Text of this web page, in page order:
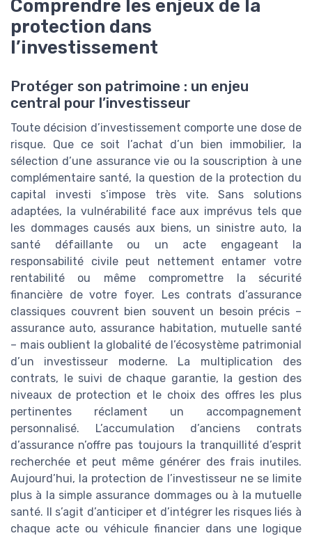
Comprendre les enjeux de la
protection dans
l’investissement
Protéger son patrimoine : un enjeu
central pour l’investisseur
Toute décision d’investissement comporte une dose de
risque. Que ce soit l’achat d’un bien immobilier, la
sélection d’une assurance vie ou la souscription à une
complémentaire santé, la question de la protection du
capital investi s’impose très vite. Sans solutions
adaptées, la vulnérabilité face aux imprévus tels que
les dommages causés aux biens, un sinistre auto, la
santé défaillante ou un acte engageant la
responsabilité civile peut nettement entamer votre
rentabilité ou même compromettre la sécurité
financière de votre foyer. Les contrats d’assurance
classiques couvrent bien souvent un besoin précis –
assurance auto, assurance habitation, mutuelle santé
– mais oublient la globalité de l’écosystème patrimonial
d’un investisseur moderne. La multiplication des
contrats, le suivi de chaque garantie, la gestion des
niveaux de protection et le choix des offres les plus
pertinentes réclament un accompagnement
personnalisé. L’accumulation d’anciens contrats
d’assurance n’offre pas toujours la tranquillité d’esprit
recherchée et peut même générer des frais inutiles.
Aujourd’hui, la protection de l’investisseur ne se limite
plus à la simple assurance dommages ou à la mutuelle
santé. Il s’agit d’anticiper et d’intégrer les risques liés à
chaque acte ou véhicule financier dans une logique